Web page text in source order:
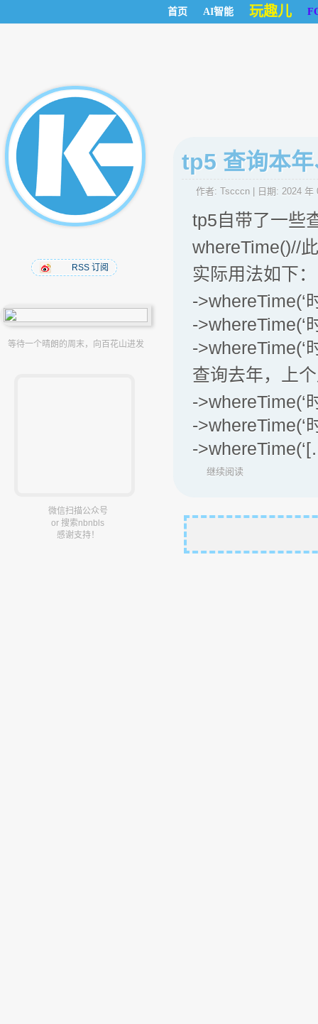
首页 AI智能 玩趣儿
RSS 订阅
等待一个晴朗的周末，向百花山进发
微信扫描公众号
or 搜索nbnbls
感谢支持！
tp5 查询本
作者: Tscccn | 日期: 2024 年
tp5自带了一些
whereTime()//
实际用法如下：
->whereTime(‘
->whereTime(‘
->whereTime(‘
查询去年，上
->whereTime(‘
->whereTime(‘
-
继续阅读